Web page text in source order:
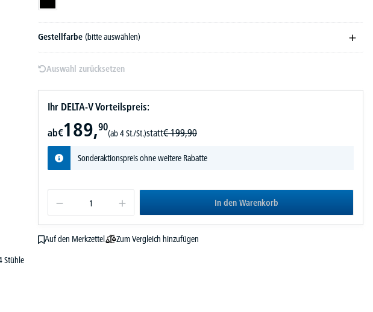
Gestellfarbe (bitte auswählen)
Auswahl zurücksetzen
Ihr DELTA-V Vorteilspreis:
ab€189,90
(ab 4 St./St.)statt€ 199,90
Sonderaktionspreis ohne weitere Rabatte
In den Warenkorb
Auf den Merkzettel
Zum Vergleich hinzufügen
Stühle